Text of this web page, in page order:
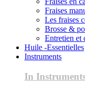
Fraises
Les fraises
Brosse &
Entretien et
Huile -Essentielles
Instruments
In